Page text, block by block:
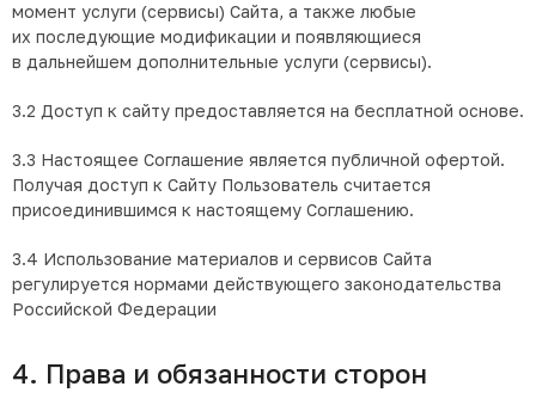
момент услуги (сервисы) Сайта, а также любые
их последующие модификации и появляющиеся
в дальнейшем дополнительные услуги (сервисы).
3.2 Доступ к сайту предоставляется на бесплатной основе.
3.3 Настоящее Соглашение является публичной офертой.
Получая доступ к Сайту Пользователь считается
присоединившимся к настоящему Соглашению.
3.4 Использование материалов и сервисов Сайта
регулируется нормами действующего законодательства
Российской Федерации
4. Права и обязанности сторон